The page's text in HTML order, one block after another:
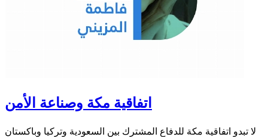
اتفاقية مكة وصناعة الأمن
لا تبدو اتفاقية مكة للدفاع المشترك بين السعودية وتركيا وباكستان